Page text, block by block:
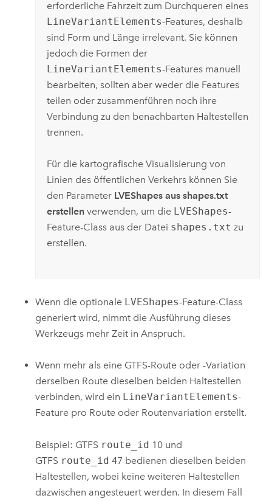
erforderliche Fahrzeit zum Durchqueren eines
LineVariantElements-Features, deshalb
sind Form und Länge irrelevant. Sie können
jedoch die Formen der
LineVariantElements-Features manuell
bearbeiten, sollten aber weder die Features
teilen oder zusammenführen noch ihre
Verbindung zu den benachbarten Haltestellen
trennen.
Für die kartografische Visualisierung von
Linien des öffentlichen Verkehrs können Sie
den Parameter LVEShapes aus shapes.txt
erstellenverwenden, um die LVEShapes-
Feature-Class aus der Datei shapes.txt zu
erstellen.
Wenn die optionale LVEShapes-Feature-Class
generiert wird, nimmt die Ausführung dieses
Werkzeugs mehr Zeit in Anspruch.
Wenn mehr als eine GTFS-Route oder -Variation
derselben Route dieselben beiden Haltestellen
verbinden, wird ein LineVariantElements-
Feature pro Route oder Routenvariation erstellt.
Beispiel: GTFS route_id 10 und
GTFS route_id 47 bedienen dieselben beiden
Haltestellen, wobei keine weiteren Haltestellen
dazwischen angesteuert werden. In diesem Fall